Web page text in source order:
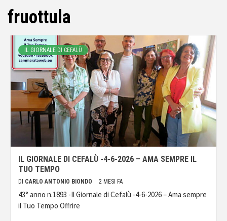
fruottula
IL GIORNALE DI CEFALÙ
IL GIORNALE DI CEFALÙ -4-6-2026 – AMA SEMPRE IL
TUO TEMPO
DI CARLO ANTONIO BIONDO 2 MESI FA
43° anno n.1893 -Il Giornale di Cefalù -4-6-2026 – Ama sempre
il Tuo Tempo Offrire